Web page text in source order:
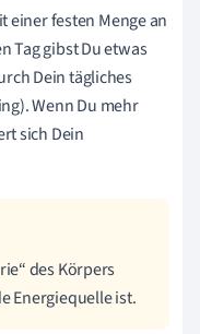
einer festen Menge an
Tag gibst Du etwas
Dein tägliches
Wenn Du mehr
sich Dein
des Körpers
Energiequelle ist.